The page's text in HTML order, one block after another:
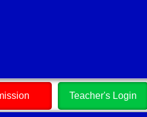
Teacher's Login